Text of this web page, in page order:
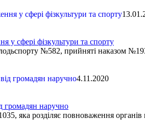
у сфері фізкультури та спорту
№582, прийняті наказом
4.11.2020
наручно
яка розділяє повноваження